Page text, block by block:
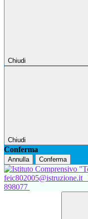
Chiudi
Chiudi
Conferma
Annulla Conferma
feic802005@istruzione.it
898077